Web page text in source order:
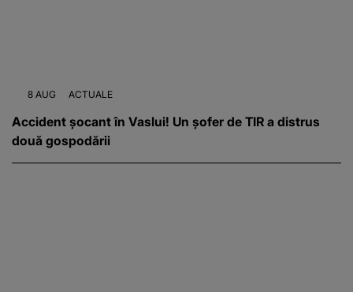
8 AUG ACTUALE
Accident șocant în Vaslui! Un șofer de TIR a distrus
două gospodării